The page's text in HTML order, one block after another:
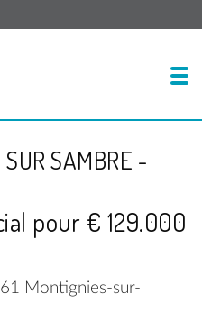
SAMBRE -
pour € 129.000
Montignies-sur-